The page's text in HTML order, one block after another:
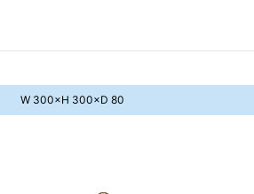
W 300×H 300×D 80